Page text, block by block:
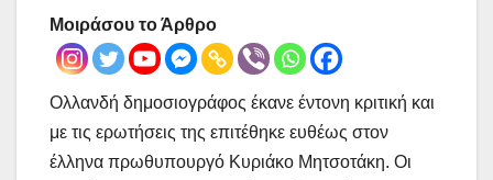
Μοιράσου το Άρθρο
Ολλανδή δημοσιογράφος έκανε έντονη κριτική και
με τις ερωτήσεις της επιτέθηκε ευθέως στον
έλληνα πρωθυπουργό Κυριάκο Μητσοτάκη. Οι